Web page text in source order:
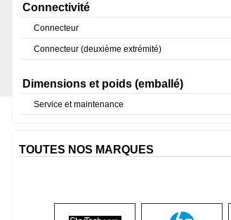
Connectivité
Connecteur
Connecteur (deuxième extrémité)
Dimensions et poids (emballé)
Service et maintenance
TOUTES NOS MARQUES